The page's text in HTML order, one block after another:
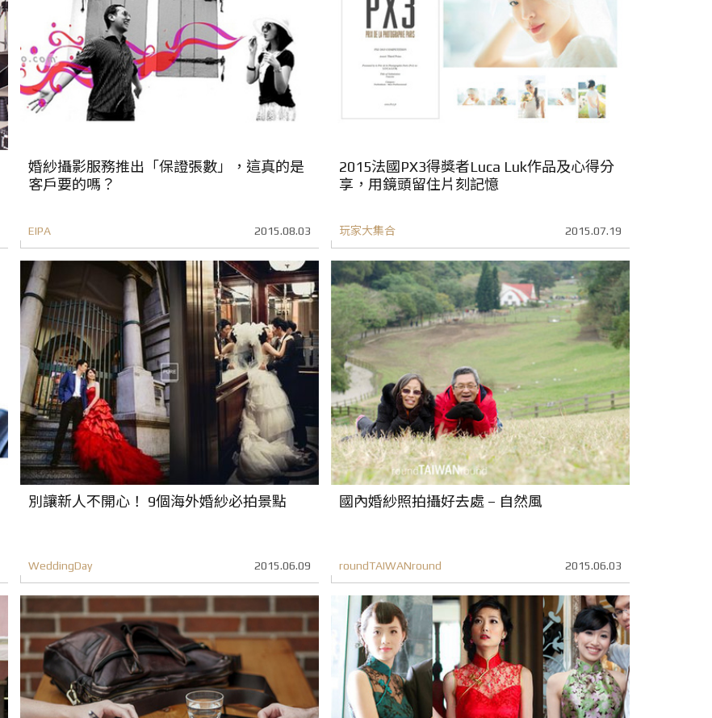
婚紗攝影服務推出「保證張數」，這真的是
客戶要的嗎？
EIPA 2015.08.03
2015法國PX3得獎者Luca Luk作品及心得分
享，用鏡頭留住片刻記憶
玩家大集合 2015.07.19
別讓新人不開心！ 9個海外婚紗必拍景點
WeddingDay 2015.06.09
國內婚紗照拍攝好去處 – 自然風
roundTAIWANround 2015.06.03